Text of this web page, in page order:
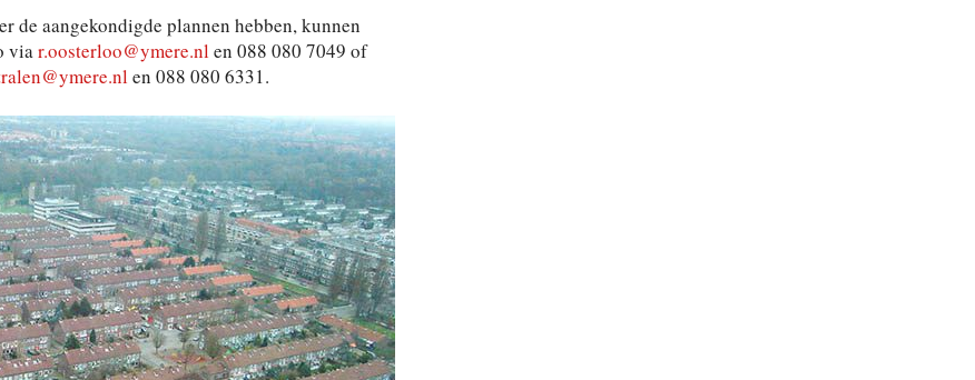
de aangekondigde plannen hebben, kunnen
viar.oosterloo@ymere.nl en 088 080 7049 of
en 088 080 6331.